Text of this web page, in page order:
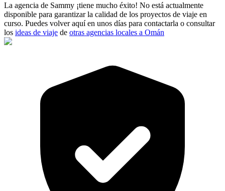
La agencia de Sammy ¡tiene mucho éxito! No está actualmente
disponible para garantizar la calidad de los proyectos de viaje en
curso. Puedes volver aquí en unos días para contactarla o consultar
los ideas de viaje de otras agencias locales a Omán